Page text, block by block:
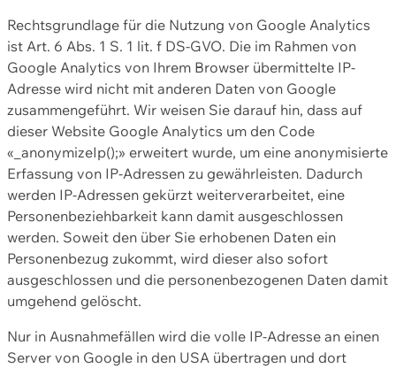
Rechtsgrundlage für die Nutzung von Google Analytics
ist Art. 6 Abs. 1 S. 1 lit. f DS-GVO. Die im Rahmen von
Google Analytics von Ihrem Browser übermittelte IP-
Adresse wird nicht mit anderen Daten von Google
zusammengeführt. Wir weisen Sie darauf hin, dass auf
dieser Website Google Analytics um den Code
«_anonymizeIp();» erweitert wurde, um eine anonymisierte
Erfassung von IP-Adressen zu gewährleisten. Dadurch
werden IP-Adressen gekürzt weiterverarbeitet, eine
Personenbeziehbarkeit kann damit ausgeschlossen
werden. Soweit den über Sie erhobenen Daten ein
Personenbezug zukommt, wird dieser also sofort
ausgeschlossen und die personenbezogenen Daten damit
umgehend gelöscht.
Nur in Ausnahmefällen wird die volle IP-Adresse an einen
Server von Google in den USA übertragen und dort